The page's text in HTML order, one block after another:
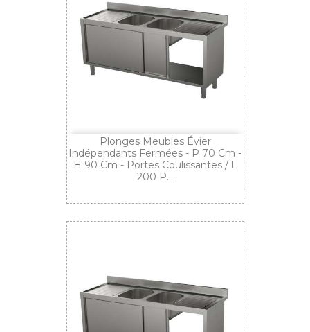
Plonges Meubles Évier
Indépendants Fermées - P 70 Cm -
H 90 Cm - Portes Coulissantes / L
200 P...